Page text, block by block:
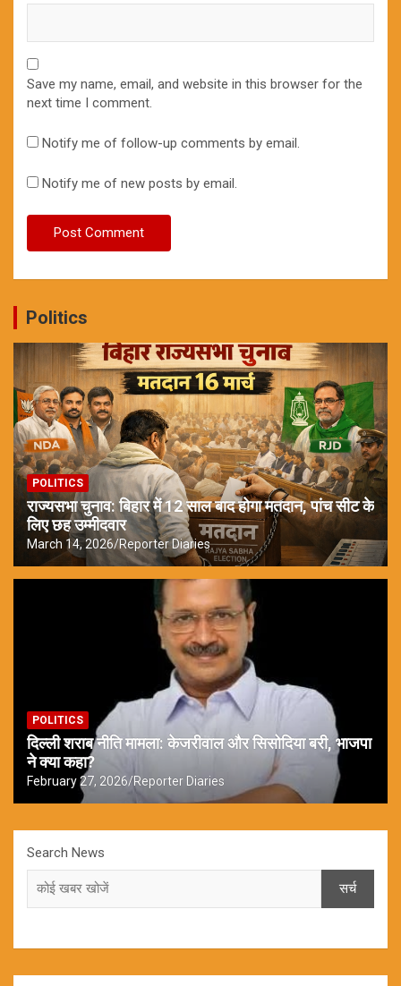
Save my name, email, and website in this browser for the
next time I comment.
Notify me of follow-up comments by email.
Notify me of new posts by email.
Politics
POLITICS
राज्यसभा चुनाव: बिहार में 12 साल बाद होगा मतदान, पांच सीट के
लिए छह उम्मीदवार
March 14, 2026 Reporter Diaries
POLITICS
दिल्ली शराब नीति मामला: केजरीवाल और सिसोदिया बरी, भाजपा
ने क्या कहा?
February 27, 2026 Reporter Diaries
Search News
सर्च